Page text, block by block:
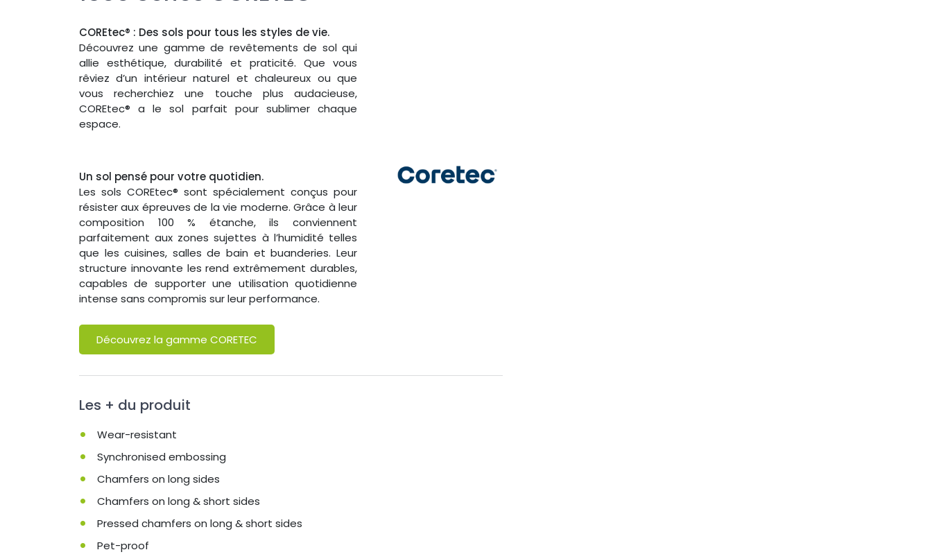
COREtec® : Des sols pour tous les styles de vie.
Découvrez une gamme de revêtements de sol qui
allie esthétique, durabilité et praticité. Que vous
rêviez d’un intérieur naturel et chaleureux ou que
vous recherchiez une touche plus audacieuse,
COREtec® a le sol parfait pour sublimer chaque
espace.
Un sol pensé pour votre quotidien.
Les sols COREtec® sont spécialement conçus pour
résister aux épreuves de la vie moderne. Grâce à leur
composition 100 % étanche, ils conviennent
parfaitement aux zones sujettes à l’humidité telles
que les cuisines, salles de bain et buanderies. Leur
structure innovante les rend extrêmement durables,
capables de supporter une utilisation quotidienne
intense sans compromis sur leur performance.
Découvrez la gamme CORETEC
Les + du produit
Wear-resistant
Synchronised embossing
Chamfers on long sides
Chamfers on long & short sides
Pressed chamfers on long & short sides
Pet-proof